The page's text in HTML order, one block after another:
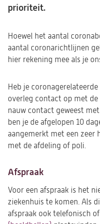
prioriteit.
Hoewel het aantal
aantal coronarichtlijnen
hier rekening mee als je
Heb je
overleg contact op met
nauw contact geweest
ben je de afgelopen 10
aangemerkt met een zeer
met de afdeling of poli.
Afspraak
Voor een afspraak is het
ziekenhuis te komen. Als
afspraak ook telefonisch